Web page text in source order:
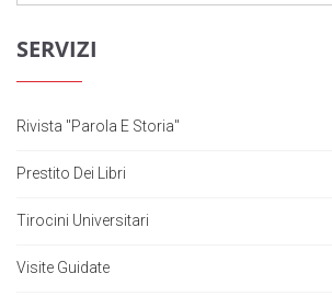
SERVIZI
Rivista "Parola E Storia"
Prestito Dei Libri
Tirocini Universitari
Visite Guidate